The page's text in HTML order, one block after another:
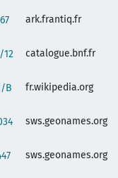
ark.frantiq.fr
catalogue.bnf.fr
B
fr.wikipedia.org
sws.geonames.org
sws.geonames.org